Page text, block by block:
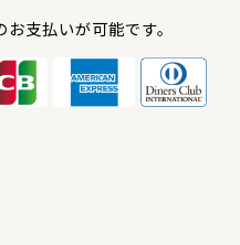
支払いが可能です。